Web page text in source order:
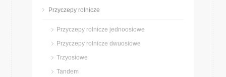
Przyczepy rolnicze
Przyczepy rolnicze jednoosiowe
Przyczepy rolnicze dwuosiowe
Trzyosiowe
Tandem